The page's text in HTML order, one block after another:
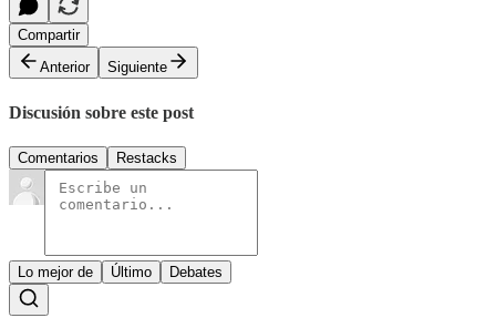
Compartir
Anterior
Siguiente
Discusión sobre este post
Comentarios Restacks
Lo mejor de Último Debates